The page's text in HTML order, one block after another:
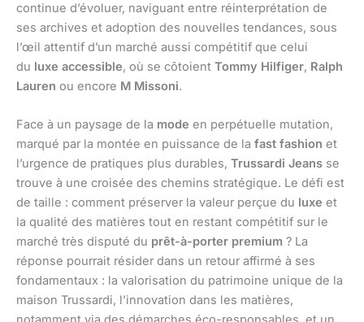
continue d’évoluer, naviguant entre réinterprétation de
ses archives et adoption des nouvelles tendances, sous
l’œil attentif d’un marché aussi compétitif que celui
du luxe accessible, où se côtoient Tommy Hilfiger, Ralph
Lauren ou encore M Missoni.
Face à un paysage de la mode en perpétuelle mutation,
marqué par la montée en puissance de la fast fashion et
l’urgence de pratiques plus durables, Trussardi Jeans se
trouve à une croisée des chemins stratégique. Le défi est
de taille : comment préserver la valeur perçue du luxe et
la qualité des matières tout en restant compétitif sur le
marché très disputé du prêt-à-porter premium ? La
réponse pourrait résider dans un retour affirmé à ses
fondamentaux : la valorisation du patrimoine unique de la
maison Trussardi, l’innovation dans les matières,